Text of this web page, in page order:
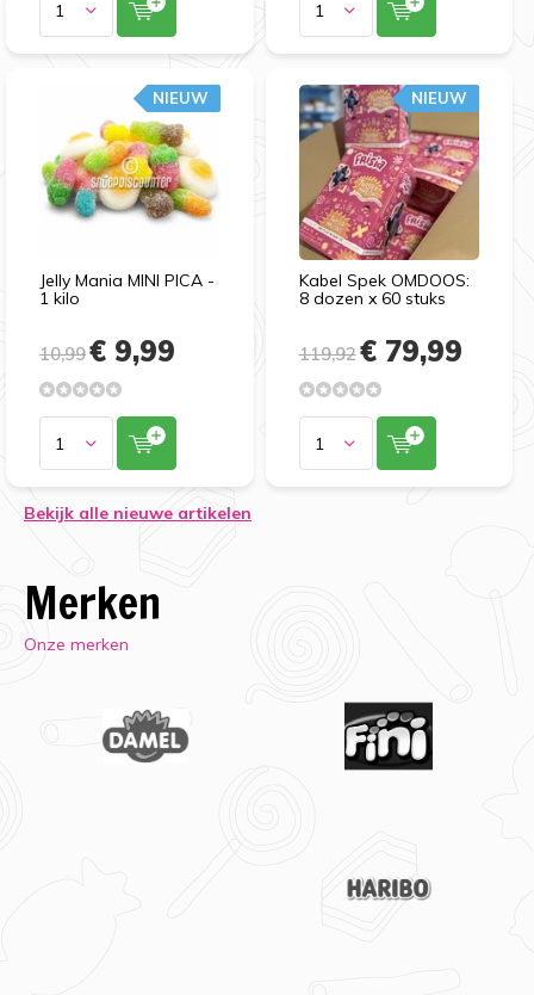
Jelly Mania MINI PICA -
1 kilo
NIEUW
10,99€ 9,99
Kabel Spek OMDOOS:
8 dozen x 60 stuks
NIEUW
119,92€ 79,99
Bekijk alle nieuwe artikelen
Merken
Onze merken